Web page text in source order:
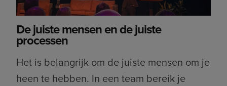
De juiste mensen en de juiste
processen
Het is belangrijk om de juiste mensen om je
heen te hebben. In een team bereik je